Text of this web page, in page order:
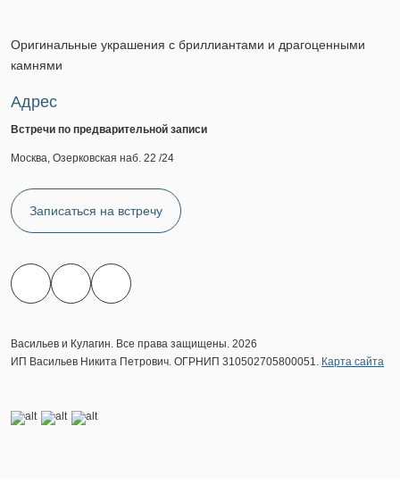
Оригинальные украшения с бриллиантами и драгоценными
камнями
Адрес
Встречи по предварительной записи
Москва, Озерковская наб. 22 /24
Записаться на встречу
Васильев и Кулагин. Все права защищены. 2026
ИП Васильев Никита Петрович. ОГРНИП 310502705800051. Карта сайта